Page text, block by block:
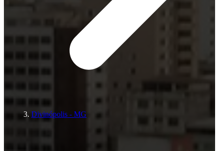
Divinópolis - MG